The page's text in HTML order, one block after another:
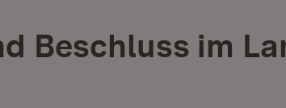
Beschluss im